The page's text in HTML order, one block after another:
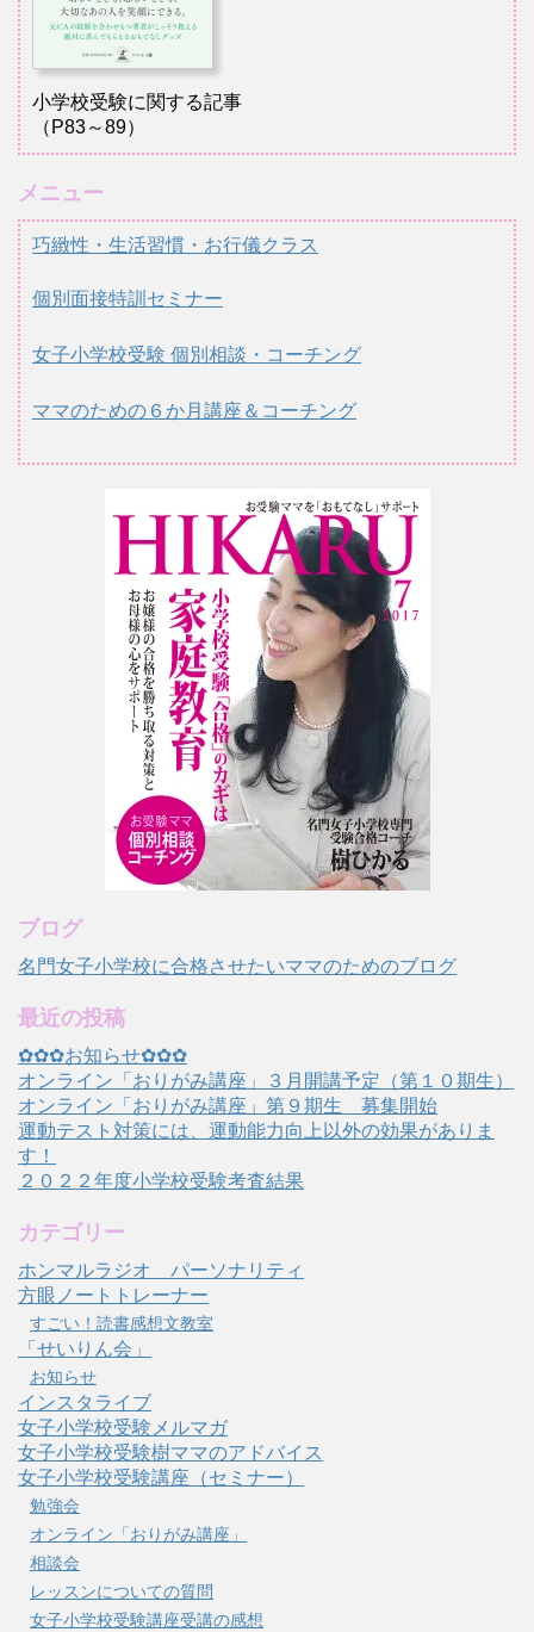
小学校受験に関する記事
（P83～89）
メニュー
巧緻性・生活習慣・お行儀クラス
個別面接特訓セミナー
女子小学校受験 個別相談・コーチング
ママのための６か月講座＆コーチング
ブログ
名門女子小学校に合格させたいママのためのブログ
最近の投稿
✿✿✿お知らせ✿✿✿
オンライン「おりがみ講座」３月開講予定（第１０期生）
オンライン「おりがみ講座」第９期生 募集開始
運動テスト対策には、運動能力向上以外の効果がありま
す！
２０２２年度小学校受験考査結果
カテゴリー
ホンマルラジオ パーソナリティ
方眼ノートトレーナー
すごい！読書感想文教室
「せいりん会」
お知らせ
インスタライブ
女子小学校受験メルマガ
女子小学校受験樹ママのアドバイス
女子小学校受験講座（セミナー）
勉強会
オンライン「おりがみ講座」
相談会
レッスンについての質問
女子小学校受験講座受講の感想